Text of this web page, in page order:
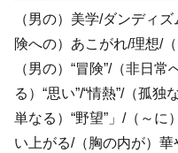
（男の）美学/ダンディ
険への）あこがれ/理想/（
（男の）“冒険”/（非日
る）“思い”/“情熱”/（孤
単なる）“野望”」/（～
い上がる/（胸の内が）華